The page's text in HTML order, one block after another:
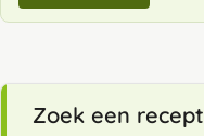
Zoek een recept